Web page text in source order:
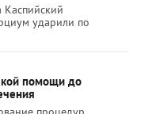
Каспийский
ударили по
помощи до